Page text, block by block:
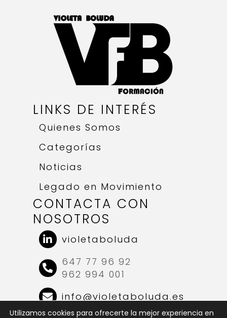
LINKS DE INTERÉS
Quienes Somos
Categorías
Noticias
Legado en Movimiento
CONTACTA CON
NOSOTROS
violetaboluda
647 77 96 92
962 994 001
info@violetaboluda.es
Utilizamos cookies para ofrecerte la mejor experiencia en